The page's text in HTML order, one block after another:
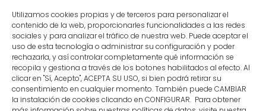
Utilizamos cookies propias y de terceros para personalizar el
contenido de la web, proporcionarles funcionalidades a las redes
sociales y para analizar el tráfico de nuestra web. Puede aceptar el
uso de esta tecnología o administrar su configuración y poder
rechazarla, y así controlar completamente qué información se
recopila y gestiona a través de los botones habilitados al efecto. Al
clicar en "Sí, Acepto", ACEPTA SU USO, si bien podrá retirar su
consentimiento en cualquier momento. También puede CAMBIAR
la instalación de cookies clicando en CONFIGURAR. Para obtener
CONTACTO
MENÚ PRINCIPAL